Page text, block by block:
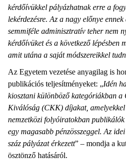
kérdőívükkel pályázhatnak erre a
lekérdezésre. Az a nagy előnye
semmiféle adminisztratív teher nem
kérdőívüket és a következő lépésben
amit utána a saját módszereikkel
Az Egyetem vezetése anyagilag is
publikációs teljesítményeket: „Idén
kiosztani különböző kategóriákban
Kiválóság (CKK) díjakat,
nemzetközi folyóiratokban
egy magasabb pénzösszeggel. Az
száz pályázat érkezett” – mondja a
ösztönző hatásáról.